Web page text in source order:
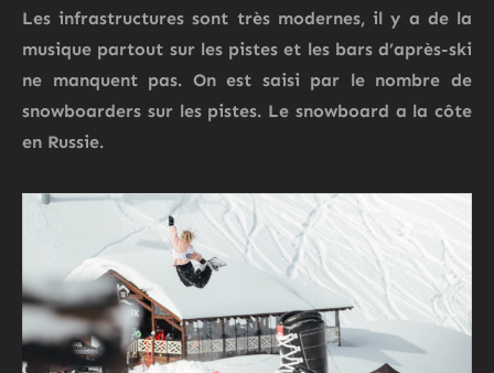
Les infrastructures sont très modernes, il y a de la
musique partout sur les pistes et les bars d’après-ski
ne manquent pas. On est saisi par le nombre de
snowboarders sur les pistes. Le snowboard a la côte
en Russie.